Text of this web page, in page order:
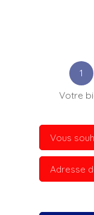
1
Votre
Vous
Adresse